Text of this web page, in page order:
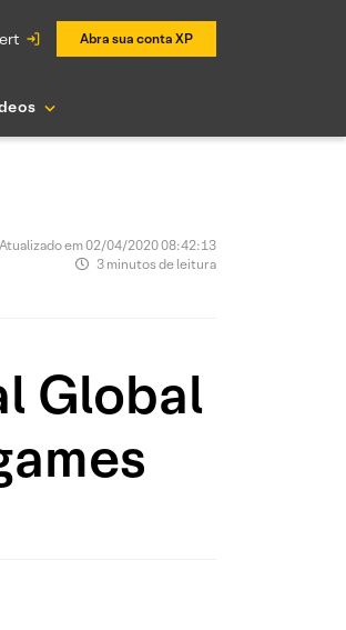
Abra sua conta XP
em 02/04/2020 08:42:13
3 minutos de leitura
Global